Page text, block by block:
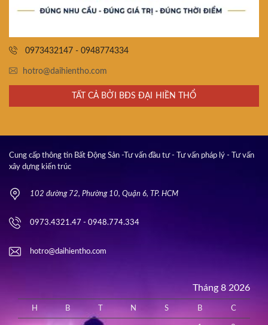
0973432147 - 0948774334
hotro@daihientho.com
TẤT CẢ BỞI BĐS ĐẠI HIỀN THỔ
Cung cấp thông tin Bất Động Sản -Tư vấn đầu tư - Tư vấn pháp lý - Tư vấn
xây dựng kiến trúc
102 đường 72, Phường 10, Quận 6, TP. HCM
0973.4321.47 - 0948.774.334
hotro@daihientho.com
Tháng 8 2026
H B N S B C